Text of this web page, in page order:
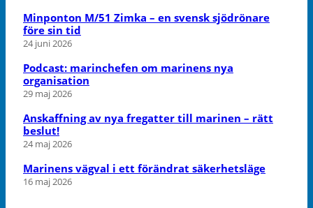
Minponton M/51 Zimka – en svensk sjödrönare
före sin tid
24 juni 2026
Podcast: marinchefen om marinens nya
organisation
29 maj 2026
Anskaffning av nya fregatter till marinen – rätt
beslut!
24 maj 2026
Marinens vägval i ett förändrat säkerhetsläge
16 maj 2026